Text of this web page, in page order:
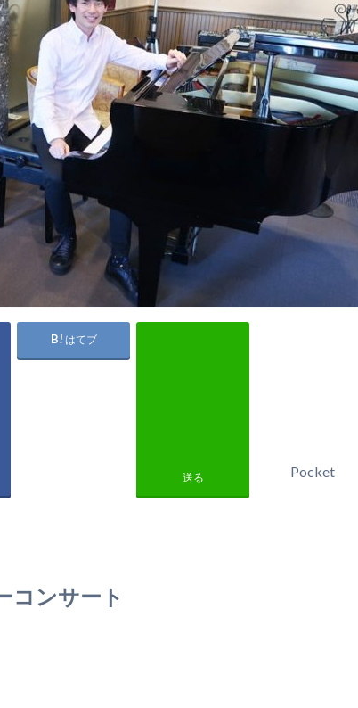
はてブ
送る Pocket
コンサート